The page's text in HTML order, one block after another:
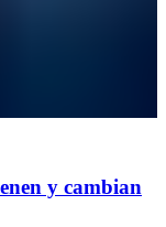
y cambian